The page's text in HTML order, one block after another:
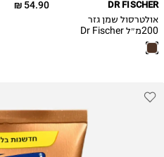
54.90 ₪ DR FISCHER
אולטרסול שמן גזר
200מ״ל Dr Fischer
Ultrasol sunscreen
oil spray- Carrot